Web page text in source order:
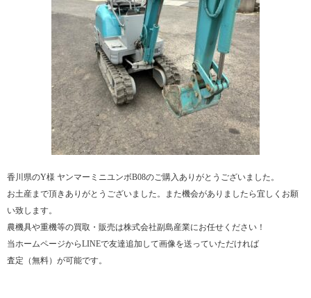
香川県のY様 ヤンマーミニユンボB08のご購入ありがとうございました。
お土産まで頂きありがとうございました。また機会がありましたら宜しくお願
い致します。
農機具や重機等の買取・販売は株式会社副島産業にお任せください！
当ホームページからLINEで友達追加して画像を送っていただければ
査定（無料）が可能です。